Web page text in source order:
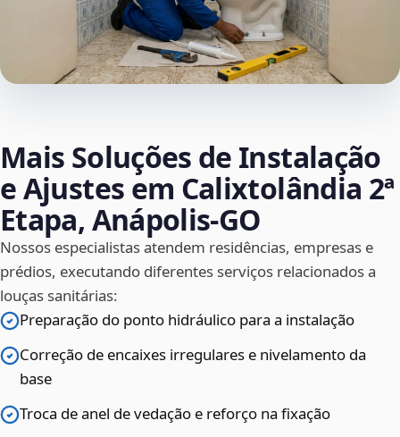
Mais Soluções de Instalação
e Ajustes em Calixtolândia 2ª
Etapa, Anápolis‑GO
Nossos especialistas atendem residências, empresas e
prédios, executando diferentes serviços relacionados a
louças sanitárias:
Preparação do ponto hidráulico para a instalação
Correção de encaixes irregulares e nivelamento da
base
Troca de anel de vedação e reforço na fixação